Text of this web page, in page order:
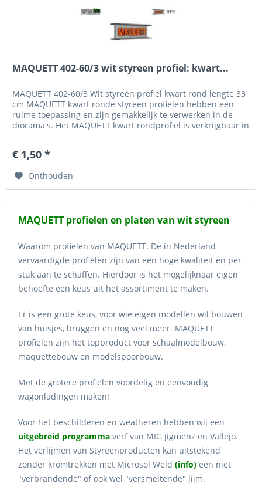
MAQUETT 402-60/3 wit styreen profiel: kwart...
MAQUETT 402-60/3 Wit styreen profiel kwart rond lengte 33
cm MAQUETT kwart ronde styreen profielen hebben een
ruime toepassing en zijn gemakkelijk te verwerken in de
diorama's. Het MAQUETT kwart rondprofiel is verkrijgbaar in
MIG Jigmenz en Vallejo. Verlijmen van...
€ 1,50 *
Onthouden
MAQUETT profielen en platen van wit styreen
Waarom profielen van MAQUETT. De in Nederland
vervaardigde profielen zijn van een hoge kwaliteit en per
stuk aan te schaffen. Hierdoor is het mogelijknaar eigen
behoefte een keus uit het assortiment te maken.
Er is een grote keus, voor wie eigen modellen wil bouwen
van huisjes, bruggen en nog veel meer. MAQUETT
profielen zijn het topproduct voor schaalmodelbouw,
maquettebouw en modelspoorbouw.
Met de grotere profielen voordelig en eenvoudig
wagonladingen maken!
Voor het beschilderen en weatheren hebben wij een
uitgebreid programma verf van MIG Jigmenz en Vallejo.
Het verlijmen van Styreenproducten kan uitstekend
zonder kromtrekken met Microsol Weld (info) een niet
"verbrandende" of ook wel "versmeltende" lijm.